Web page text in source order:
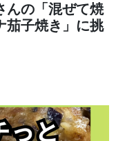
んの「混ぜて焼
茄子焼き」に挑